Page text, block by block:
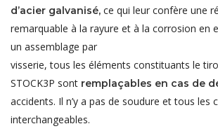
d’acier galvanisé, ce qui leur confère une
remarquable à la rayure et à la corrosion en
un assemblage par
visserie, tous les éléments constituants le
STOCK3P sont remplaçables en cas de
accidents. Il n’y a pas de soudure et tous les
interchangeables.